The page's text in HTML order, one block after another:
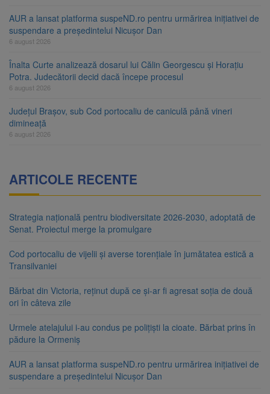
AUR a lansat platforma suspeND.ro pentru urmărirea inițiativei de
suspendare a președintelui Nicușor Dan
6 august 2026
Înalta Curte analizează dosarul lui Călin Georgescu și Horațiu
Potra. Judecătorii decid dacă începe procesul
6 august 2026
Județul Brașov, sub Cod portocaliu de caniculă până vineri
dimineață
6 august 2026
ARTICOLE RECENTE
Strategia națională pentru biodiversitate 2026-2030, adoptată de
Senat. Proiectul merge la promulgare
Cod portocaliu de vijelii și averse torențiale în jumătatea estică a
Transilvaniei
Bărbat din Victoria, reținut după ce și-ar fi agresat soția de două
ori în câteva zile
Urmele atelajului i-au condus pe polițiști la cioate. Bărbat prins în
pădure la Ormeniș
AUR a lansat platforma suspeND.ro pentru urmărirea inițiativei de
suspendare a președintelui Nicușor Dan